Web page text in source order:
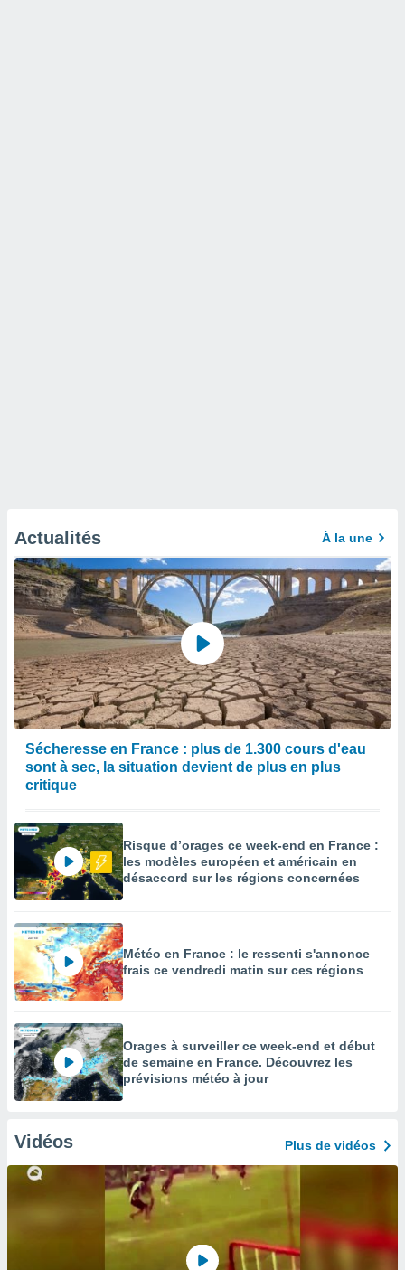
Actualités À la une
Sécheresse en France : plus de 1.300 cours d'eau
sont à sec, la situation devient de plus en plus
critique
Risque d’orages ce week-end en France :
les modèles européen et américain en
désaccord sur les régions concernées
Météo en France : le ressenti s'annonce
frais ce vendredi matin sur ces régions
Orages à surveiller ce week-end et début
de semaine en France. Découvrez les
prévisions météo à jour
Vidéos Plus de vidéos